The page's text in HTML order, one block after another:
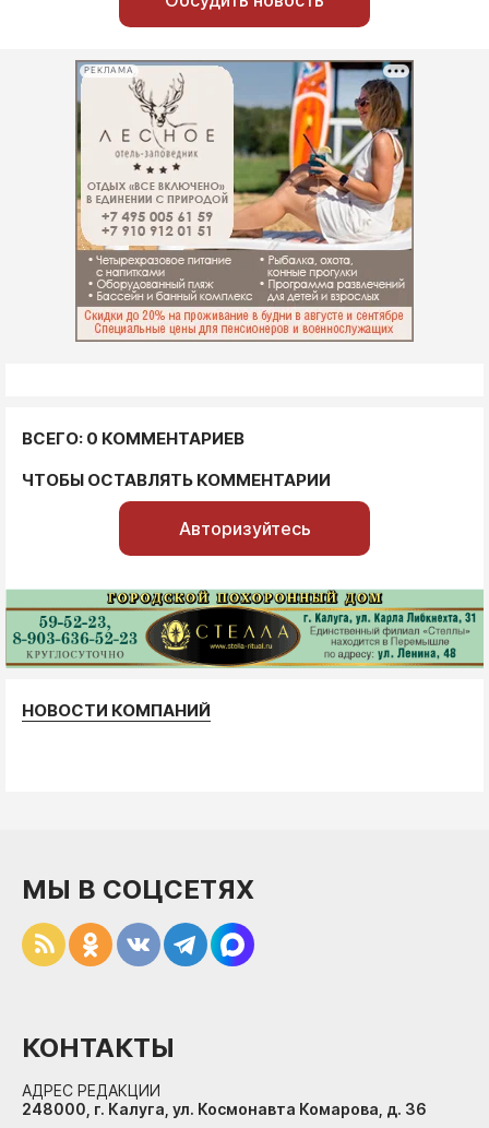
РЕКЛАМА
ВСЕГО: 0 КОММЕНТАРИЕВ
ЧТОБЫ ОСТАВЛЯТЬ КОММЕНТАРИИ
Авторизуйтесь
НОВОСТИ КОМПАНИЙ
МЫ В СОЦСЕТЯХ
КОНТАКТЫ
АДРЕС РЕДАКЦИИ
248000, г. Калуга, ул. Космонавта Комарова, д. 36